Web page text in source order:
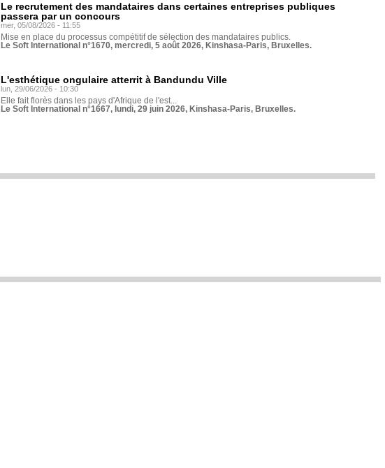
Le recrutement des mandataires dans certaines entreprises publiques
passera par un concours
mer, 05/08/2026 - 11:55
Mise en place du processus compétitif de sélection des mandataires publics.
Le Soft International n°1670, mercredi, 5 août 2026, Kinshasa-Paris, Bruxelles.
L'esthétique ongulaire atterrit à Bandundu Ville
lun, 29/06/2026 - 10:30
Elle fait florès dans les pays d'Afrique de l'est...
Le Soft International n°1667, lundi, 29 juin 2026, Kinshasa-Paris, Bruxelles.